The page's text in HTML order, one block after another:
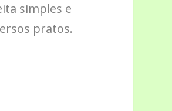
simples e
pratos.